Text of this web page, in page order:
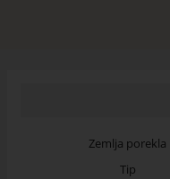
Zemlja porekla
Tip